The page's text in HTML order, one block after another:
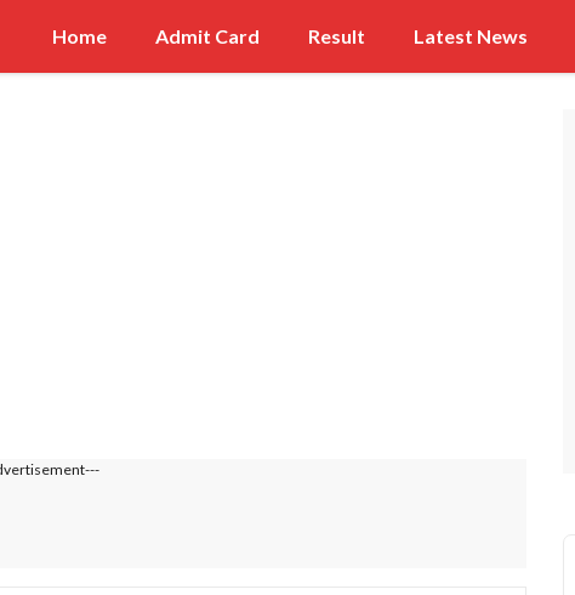
Home Admit Card Result Latest News